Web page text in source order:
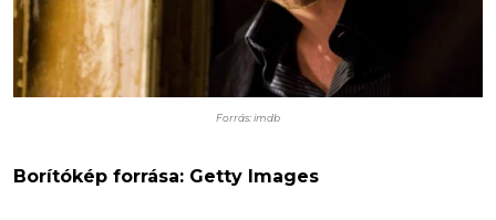
Forrás: imdb
Borítókép forrása: Getty Images